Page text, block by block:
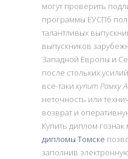
могут проверить
программы ЕУСПб
талантливых
выпускников
Западной Европы и
после стольких
все-таки купит Рамку
неточность или
возврат и
Купить диплом
дипломы Томске
заполнив